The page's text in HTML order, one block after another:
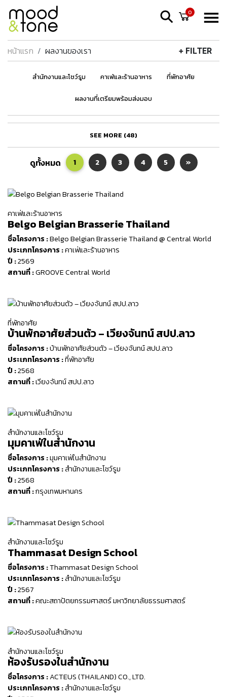
0
หน้าแรก ผลงานของเรา + FILTER
สำนักงานและโชว์รูม คาเฟ่และร้านอาหาร ที่พักอาศัย
ผลงานที่เตรียมพร้อมส่งมอบ
SEE MORE (48)
ดูทั้งหมด 1 2 3 4 5 »
คาเฟ่และร้านอาหาร
Belgo Belgian Brasserie Thailand
ชื่อโครงการ :Belgo Belgian Brasserie Thailand @ Central World
ประเภทโครงการ :คาเฟ่และร้านอาหาร
ปี :2569
สถานที่ :GROOVE Central World
ที่พักอาศัย
บ้านพักอาศัยส่วนตัว – เวียงจันทน์ สปป.ลาว
ชื่อโครงการ :บ้านพักอาศัยส่วนตัว – เวียงจันทน์ สปป.ลาว
ประเภทโครงการ :ที่พักอาศัย
ปี :2568
สถานที่ :เวียงจันทน์ สปป.ลาว
สำนักงานและโชว์รูม
มุมคาเฟ่ในสำนักงาน
ชื่อโครงการ :มุมคาเฟ่ในสำนักงาน
ประเภทโครงการ :สำนักงานและโชว์รูม
ปี :2568
สถานที่ :กรุงเทพมหานคร
สำนักงานและโชว์รูม
Thammasat Design School
ชื่อโครงการ :Thammasat Design School
ประเภทโครงการ :สำนักงานและโชว์รูม
ปี :2567
สถานที่ :คณะสถาปัตยกรรมศาสตร์ มหาวิทยาลัยธรรมศาสตร์
สำนักงานและโชว์รูม
ห้องรับรองในสำนักงาน
ชื่อโครงการ :ACTEUS (THAILAND) CO., LTD.
ประเภทโครงการ :สำนักงานและโชว์รูม